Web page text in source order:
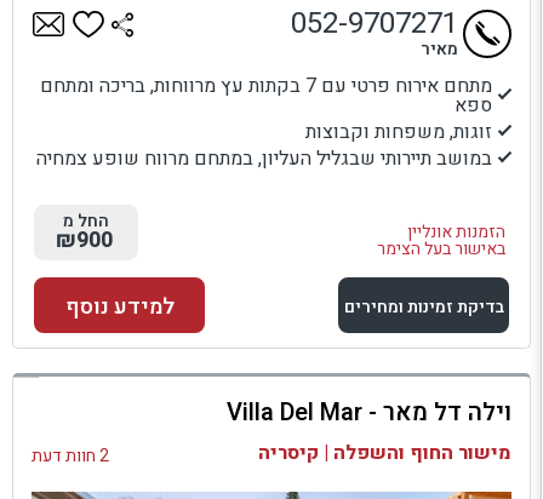
מתחם אירוח פרטי עם 7 בקתות עץ מרווחות, בריכה ומתחם
ספא
זוגות, משפחות וקבוצות
במושב תיירותי שבגליל העליון, במתחם מרווח שופע צמחיה
הזמנות אונליין
באישור בעל הצימר
052-9707271
מאיר
החל מ
₪900
בדיקת זמינות ומחירים
למתחם זה
בדיקת זמינות ומחירים
למידע נוסף
וילה דל מאר - Villa Del Mar
מישור החוף והשפלה | קיסריה 2 חוות דעת